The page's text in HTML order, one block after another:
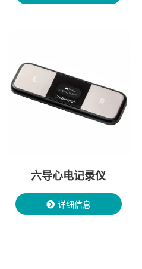
六导心电记录仪
详细信息